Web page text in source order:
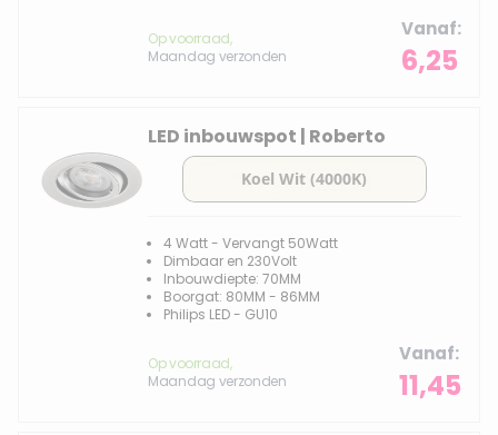
Op voorraad,
Maandag verzonden
Vanaf
6,25
LED inbouwspot | Roberto
4 Watt - Vervangt 50Watt
Dimbaar en 230Volt
Inbouwdiepte: 70MM
Boorgat: 80MM - 86MM
Philips LED - GU10
Op voorraad,
Maandag verzonden
Vanaf
11,45